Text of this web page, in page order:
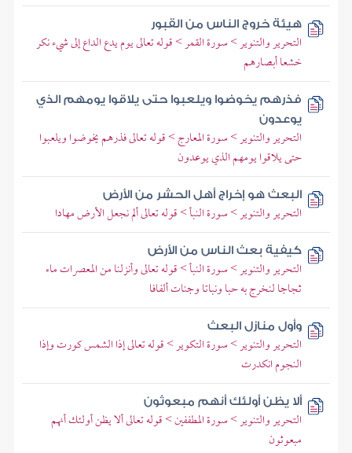
هيئة خروج الناس من القبور
التحرير والتنوير > سورة القمر > قوله تعالى يوم يدع الداع إلى شيء نكر
خشعا أبصارهم
فذرهم يخوضوا ويلعبوا حتى يلاقوا يومهم الذي
يوعدون
التحرير والتنوير > سورة المعارج > قوله تعالى فذرهم يخوضوا ويلعبوا
حتى يلاقوا يومهم الذي يوعدون
البعث هو إخراج أهل الحشر من الأرض
التحرير والتنوير > سورة النبأ > قوله تعالى ألم نجعل الأرض مهادا
كيفية بعث الناس من الأرض
التحرير والتنوير > سورة النبأ > قوله تعالى وأنزلنا من المعصرات ماء
ثجاجا لنخرج به حبا ونباتا وجنات ألفافا
وأول منازل البعث
التحرير والتنوير > سورة التكوير > قوله تعالى إذا الشمس كورت وإذا
النجوم انكدرت
ألا يظن أولئك أنهم مبعوثون
التحرير والتنوير > سورة المطففين > قوله تعالى ألا يظن أولئك أنهم
مبعوثون